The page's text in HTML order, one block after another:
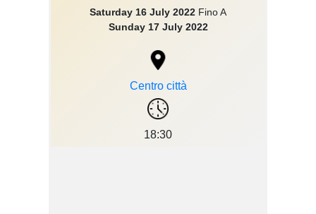
Saturday 16 July 2022 Fino A
Sunday 17 July 2022
Centro città
18:30